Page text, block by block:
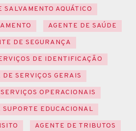
SALVAMENTO AQUÁTICO
AGENTE DE SAÚDE
DE SEGURANÇA
DE IDENTIFICAÇÃO
DE SERVIÇOS GERAIS
OPERACIONAIS
SUPORTE EDUCACIONAL
AGENTE DE TRIBUTOS